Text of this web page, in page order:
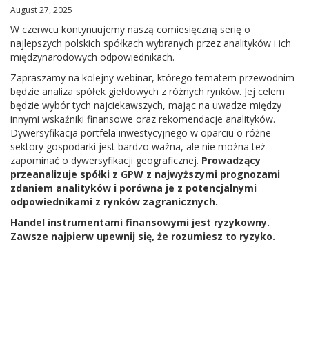
August 27, 2025
W czerwcu kontynuujemy naszą comiesięczną serię o
najlepszych polskich spółkach wybranych przez analityków i ich
międzynarodowych odpowiednikach.
Zapraszamy na kolejny webinar, którego tematem przewodnim
będzie analiza spółek giełdowych z różnych rynków. Jej celem
będzie wybór tych najciekawszych, mając na uwadze między
innymi wskaźniki finansowe oraz rekomendacje analityków.
Dywersyfikacja portfela inwestycyjnego w oparciu o różne
sektory gospodarki jest bardzo ważna, ale nie można też
zapominać o dywersyfikacji geograficznej. Prowadzący
przeanalizuje spółki z GPW z najwyższymi prognozami
zdaniem analityków i porówna je z potencjalnymi
odpowiednikami z rynków zagranicznych.
Handel instrumentami finansowymi jest ryzykowny.
Zawsze najpierw upewnij się, że rozumiesz to ryzyko.